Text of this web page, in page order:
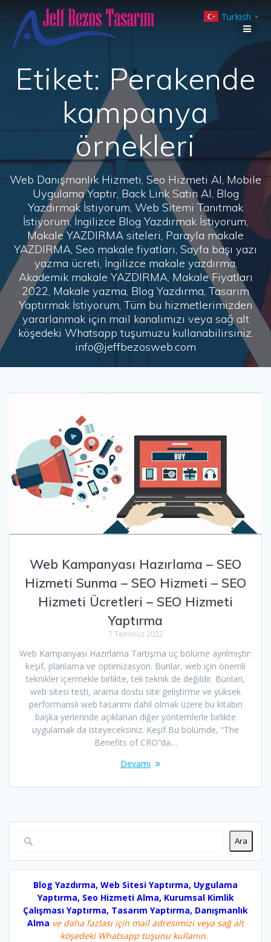
to
Etiket: Perakende
kampanya
örnekleri
Web Danışmanlık Hizmeti, Seo Hizmeti Al, Mobile
Uygulama Yaptır, Back Link Satın Al, Blog
Yazdırmak İstiyorum, Web Sitemi Tanıtmak
İstiyorum, İngilizce Blog Yazdırmak İstiyorum,
Makale YAZDIRMA siteleri, Parayla makale
YAZDIRMA, Seo makale fiyatları, Sayfa başı yazı
yazma ücreti, İngilizce makale yazdırma,
Akademik makale YAZDIRMA, Makale Fiyatları
2022, Makale yazma, Blog Yazdırma, Tasarım
Yaptırmak İstiyorum, Tüm bu hizmetlerimizden
yararlanmak için mail kanalımızı veya sağ alt
köşedeki Whatsapp tuşumuzu kullanabilirsiniz.
info@jeffbezosweb.com
Web Kampanyası Hazırlama – SEO
Hizmeti Sunma – SEO Hizmeti – SEO
Hizmeti Ücretleri – SEO Hizmeti
Yaptırma
7 Temmuz 2022
Web Kampanyası Hazırlama Tartışma üç bölüme ayrılmıştır:
keşif, planlama ve optimizasyon. Bunlar, web için önemli
teknikler içermekle birlikte, tek teknik de değildir. Bunları,
web sitesi testi, arama dostu site geliştirme ve yüksek
performanslı web tasarımı dahil olmak üzere bu kitabın
başka yerlerinde açıklanan diğer yöntemlerle birlikte
uygulamak da isteyeceksiniz. Keşif Bu bölümde, “The
Benefits of CRO”da…
Devamı
Ara
Blog Yazdırma, Web Sitesi Yaptırma, Uygulama
Yaptırma, Seo Hizmeti Alma, Kurumsal Kimlik
Çalışması Yaptırma, Tasarım Yaptırma, Danışmanlık
Alma ve daha fazlası için mail adresimizi veya sağ alt
köşedeki Whatsapp tuşunu kullanın.
Turkish ▼